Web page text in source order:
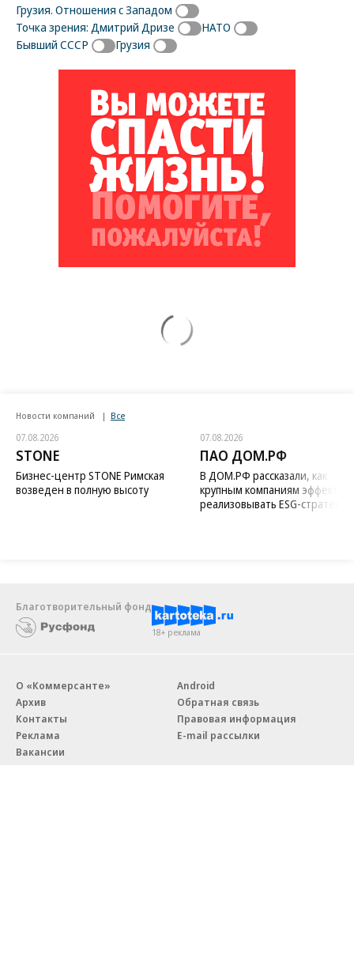
Грузия. Отношения с Западом
Точка зрения: Дмитрий Дризе
НАТО
Бывший СССР
Грузия
Новости компаний Все
07.08.2026
STONE
Бизнес-центр STONE Римская
возведен в полную высоту
07.08.2026
ПАО ДОМ.РФ
В ДОМ.РФ рассказали, как
крупным компаниям
реализовывать ESG-стратегию
Благотворительный фонд
18+ реклама
О «Коммерсанте»
Архив
Контакты
Реклама
Вакансии
Android
Обратная связь
Правовая информация
E-mail рассылки